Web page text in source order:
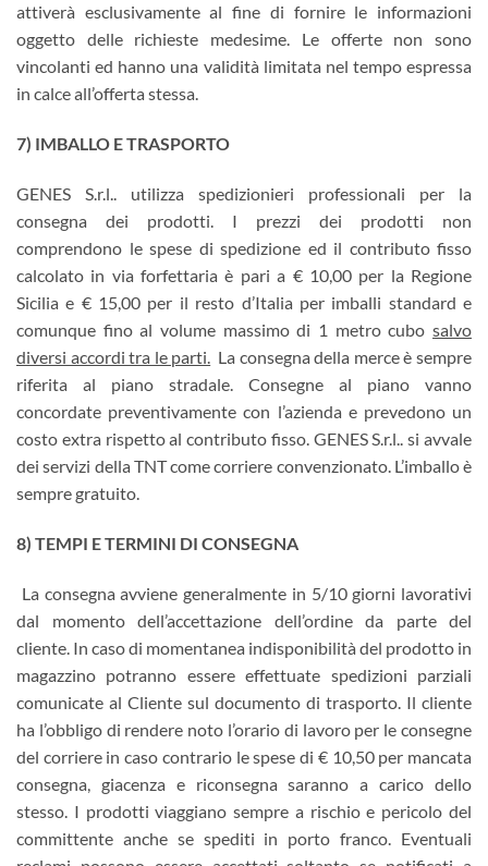
attiverà esclusivamente al fine di fornire le informazioni
oggetto delle richieste medesime. Le offerte non sono
vincolanti ed hanno una validità limitata nel tempo espressa
in calce all’offerta stessa.
7) IMBALLO E TRASPORTO
GENES S.r.l.. utilizza spedizionieri professionali per la
consegna dei prodotti. I prezzi dei prodotti non
comprendono le spese di spedizione ed il contributo fisso
calcolato in via forfettaria è pari a € 10,00 per la Regione
Sicilia e € 15,00 per il resto d’Italia per imballi standard e
comunque fino al volume massimo di 1 metro cubo salvo
diversi accordi tra le parti. La consegna della merce è sempre
riferita al piano stradale. Consegne al piano vanno
concordate preventivamente con l’azienda e prevedono un
costo extra rispetto al contributo fisso. GENES S.r.l.. si avvale
dei servizi della TNT come corriere convenzionato. L’imballo è
sempre gratuito.
8) TEMPI E TERMINI DI CONSEGNA
La consegna avviene generalmente in 5/10 giorni lavorativi
dal momento dell’accettazione dell’ordine da parte del
cliente. In caso di momentanea indisponibilità del prodotto in
magazzino potranno essere effettuate spedizioni parziali
comunicate al Cliente sul documento di trasporto. Il cliente
ha l’obbligo di rendere noto l’orario di lavoro per le consegne
del corriere in caso contrario le spese di € 10,50 per mancata
consegna, giacenza e riconsegna saranno a carico dello
stesso. I prodotti viaggiano sempre a rischio e pericolo del
committente anche se spediti in porto franco. Eventuali